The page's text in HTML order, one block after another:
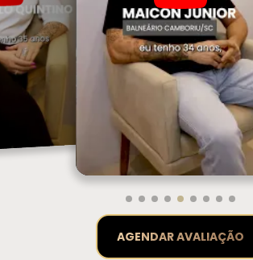
AGENDAR AVALIAÇÃO